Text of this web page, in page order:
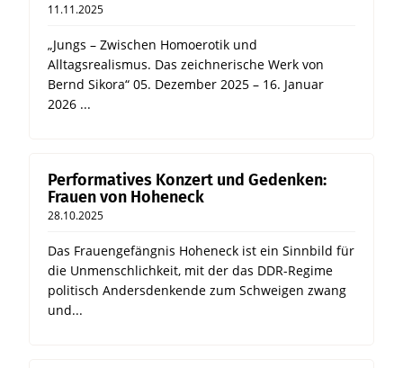
11.11.2025
„Jungs – Zwischen Homoerotik und
Alltagsrealismus. Das zeichnerische Werk von
Bernd Sikora“ 05. Dezember 2025 – 16. Januar
2026 ...
Performatives Konzert und Gedenken:
Frauen von Hoheneck
28.10.2025
Das Frauengefängnis Hoheneck ist ein Sinnbild für
die Unmenschlichkeit, mit der das DDR-Regime
politisch Andersdenkende zum Schweigen zwang
und...